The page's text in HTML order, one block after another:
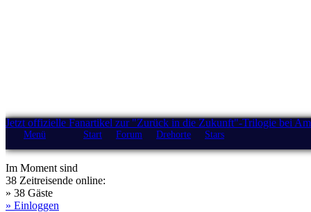
Jetzt offizielle Fanartikel zur "Zurück in die Zukunft"-Trilogie bei
Menü Start Forum Drehorte Stars
Im Moment sind
38 Zeitreisende online:
» 38 Gäste
» Einloggen